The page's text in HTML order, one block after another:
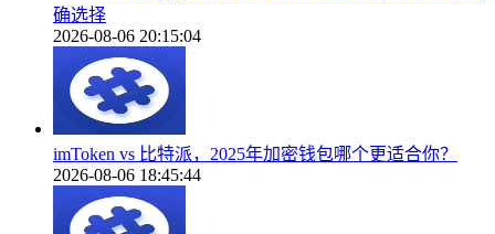
确选择
2026-08-06 20:15:04
imToken vs 比特派，2025年加密钱包哪个更适合你？
2026-08-06 18:45:44